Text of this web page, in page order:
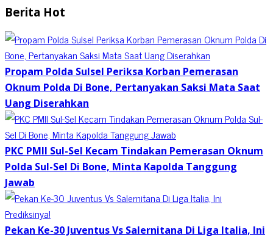
Berita Hot
Propam Polda Sulsel Periksa Korban Pemerasan
Oknum Polda Di Bone, Pertanyakan Saksi Mata Saat
Uang Diserahkan
PKC PMII Sul-Sel Kecam Tindakan Pemerasan Oknum
Polda Sul-Sel Di Bone, Minta Kapolda Tanggung
Jawab
Pekan Ke-30 Juventus Vs Salernitana Di Liga Italia, Ini